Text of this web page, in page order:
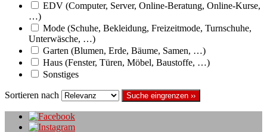
EDV (Computer, Server, Online-Beratung, Online-Kurse,
…)
Mode (Schuhe, Bekleidung, Freizeitmode, Turnschuhe,
Unterwäsche, …)
Garten (Blumen, Erde, Bäume, Samen, …)
Haus (Fenster, Türen, Möbel, Baustoffe, …)
Sonstiges
Sortieren nach Suche eingrenzen ››